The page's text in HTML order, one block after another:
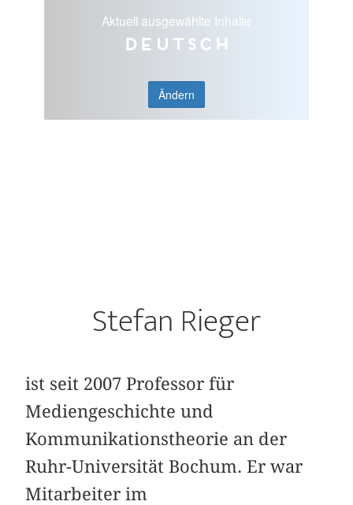
Aktuell ausgewählte Inhalte
Deutsch
Ändern
Stefan Rieger
ist seit 2007 Professor für
Mediengeschichte und
Kommunikationstheorie an der
Ruhr-Universität Bochum. Er war
Mitarbeiter im